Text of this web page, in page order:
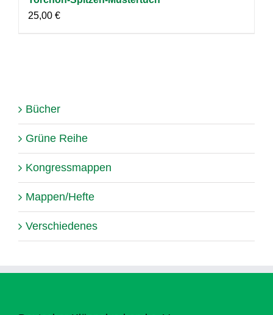
25,00 €
Bücher
Grüne Reihe
Kongressmappen
Mappen/Hefte
Verschiedenes